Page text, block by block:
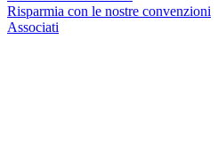
Risparmia con le nostre convenzioni
Associati